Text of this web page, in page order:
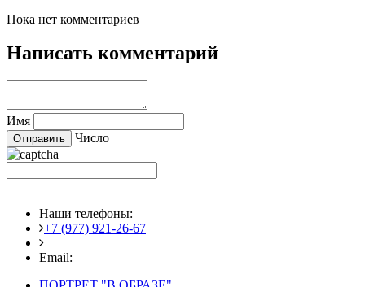
Пока нет комментариев
Написать комментарий
Имя
Число
Наши телефоны:
+7 (977) 921-26-67
Email: